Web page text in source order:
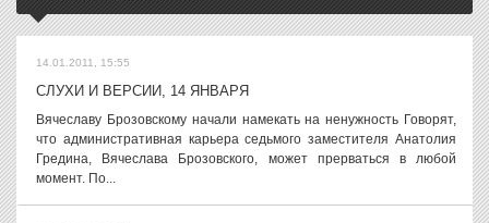
14.01.2011, 15:55
СЛУХИ И ВЕРСИИ, 14 ЯНВАРЯ
Вячеславу Брозовскому начали намекать на ненужность Говорят,
что административная карьера седьмого заместителя Анатолия
Гредина, Вячеслава Брозовского, может прерваться в любой
момент. По...